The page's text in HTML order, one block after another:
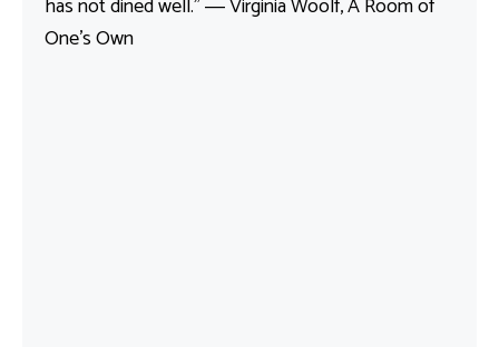
has not dined well.” ― Virginia Woolf, A Room of
One’s Own